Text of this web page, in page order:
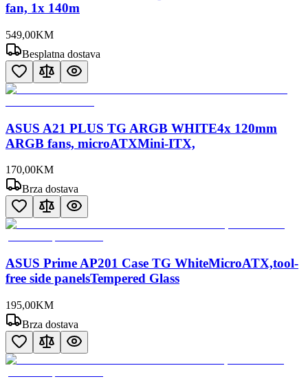
fan, 1x 140m
549,00KM
Besplatna dostava
ASUS A21 PLUS TG ARGB WHITE4x 120mm
ARGB fans, microATXMini-ITX,
170,00KM
Brza dostava
ASUS Prime AP201 Case TG WhiteMicroATX,tool-
free side panelsTempered Glass
195,00KM
Brza dostava